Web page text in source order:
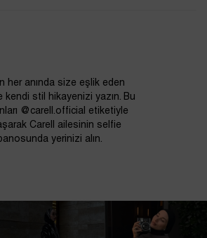
her anında size eşlik eden
kendi stil hikayenizi yazın. Bu
@carell.official etiketiyle
Carell ailesinin selfie
yerinizi alın.